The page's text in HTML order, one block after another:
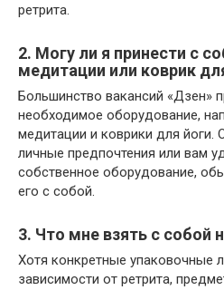
ретрита.
2. Могу ли я принести с
медитации или коврик
Большинство вакансий «Дзен»
необходимое оборудование,
медитации и коврики для йоги.
личные предпочтения или вам
собственное оборудование,
его с собой.
3. Что мне взять с собой
Хотя конкретные упаковочные
зависимости от ретрита,